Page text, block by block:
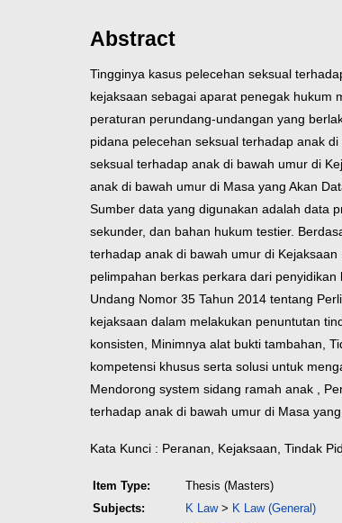
Abstract
Tingginya kasus pelecehan seksual
kejaksaan sebagai aparat penegak hukum
peraturan perundang-undangan yang
pidana pelecehan seksual terhadap anak
seksual terhadap anak di bawah umur di
anak di bawah umur di Masa yang Akan
Sumber data yang digunakan adalah data
sekunder, dan bahan hukum testier.
terhadap anak di bawah umur di
pelimpahan berkas perkara dari
Undang Nomor 35 Tahun 2014 tentang
kejaksaan dalam melakukan penuntutan
konsisten, Minimnya alat bukti tambahan,
kompetensi khusus serta solusi untuk
Mendorong system sidang ramah anak ,
terhadap anak di bawah umur di Masa
Kata Kunci : Peranan, Kejaksaan, Tindak
Item Type:
Thesis (Masters)
Subjects:
K Law> K Law (General)